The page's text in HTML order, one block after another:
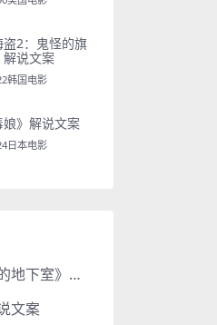
盗2：鬼怪的旗
解说文案
韩国电影
娘》解说文案
日本电影
《格林伯格的地下室》解说文案
文案